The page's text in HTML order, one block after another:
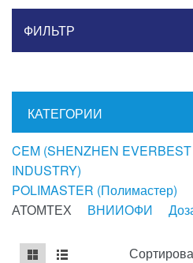
ФИЛЬТР
КАТЕГОРИИ
CEM (SHENZHEN
INDUSTRY)
POLIMASTER (Полимастер)
АТОМТЕХ
ВНИИОФИ